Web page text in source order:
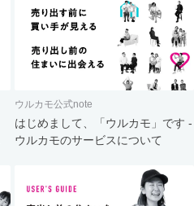
ウルカモ公式note
はじめまして、「ウルカモ」です -
ウルカモのサービスについて